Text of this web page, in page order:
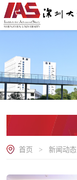
首页 > 新闻动态